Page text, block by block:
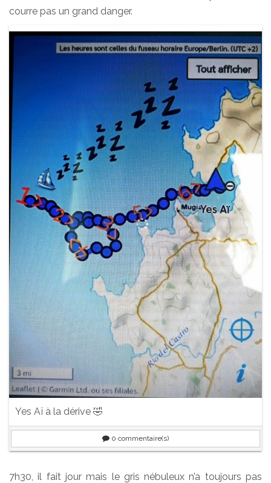
courre pas un grand danger.
Yes Aï à la dérive 🤣
0 commentaire(s)
7h30, il fait jour mais le gris nébuleux n’a toujours pas